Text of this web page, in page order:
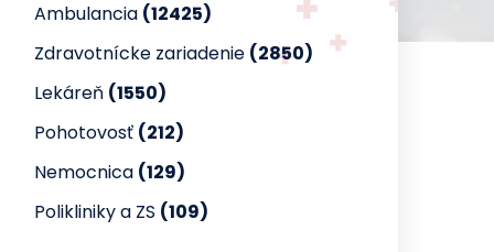
Ambulancia (12425)
Zdravotnícke zariadenie (2850)
Lekáreň (1550)
Pohotovosť (212)
Nemocnica (129)
Polikliniky a ZS (109)